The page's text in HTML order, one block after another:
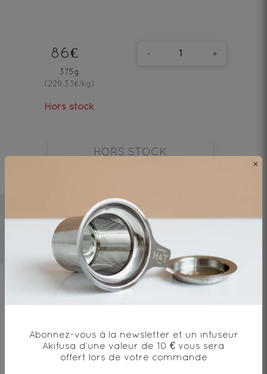
86€
375g
(229.33€/kg)
Hors stock
- +
HORS STOCK
2mn 70°C
Ingrédients
×
Abonnez-vous à la newsletter et un infuseur
Akifusa d’une valeur de 10 € vous sera
offert lors de votre commande